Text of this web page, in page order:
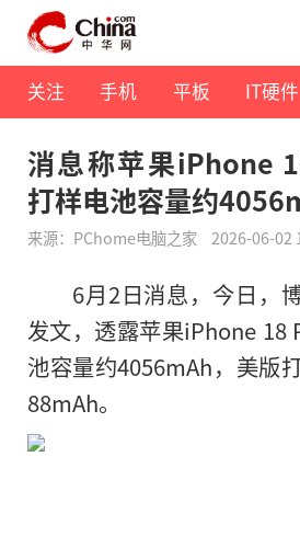
关注 手机 平板 IT硬件
消息称苹果iPhone
打样电池容量约
来源：PChome电脑之家 2026-06-02
6月2日消息，今日，
发文，透露苹果iPhone 18
池容量约4056mAh，美版
88mAh。